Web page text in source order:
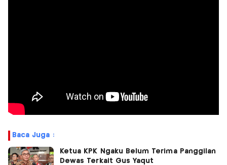
Baca Juga :
Ketua KPK Ngaku Belum Terima Panggilan
Dewas Terkait Gus Yaqut